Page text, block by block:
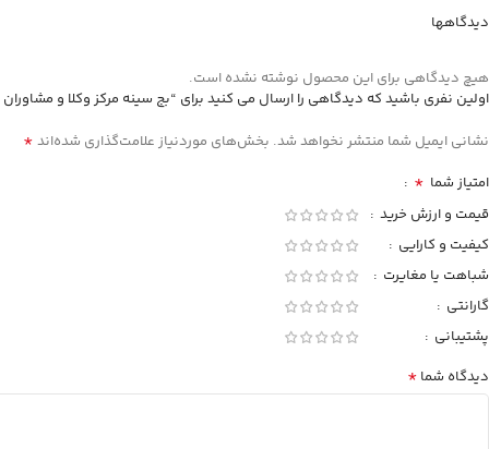
دیدگاهها
هیچ دیدگاهی برای این محصول نوشته نشده است.
اولین نفری باشید که دیدگاهی را ارسال می کنید برای “بج سینه مرکز وکلا و
نشانی ایمیل شما منتشر نخواهد شد. بخش‌های موردنیاز علامت‌گذاری شده‌اند *
امتیاز شما *
قیمت و ارزش خرید
کیفیت و کارایی
شباهت یا مغایرت
گارانتی
پشتیبانی
دیدگاه شما *